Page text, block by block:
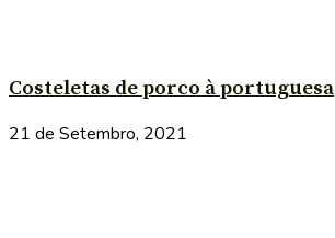
Costeletas de porco à portuguesa
21 de Setembro, 2021